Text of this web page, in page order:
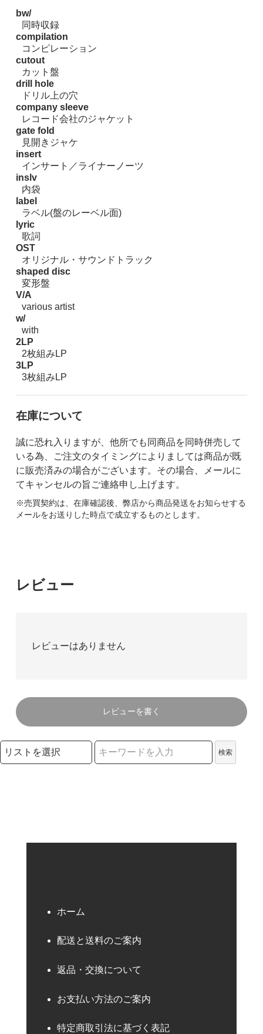
bw/
同時収録
compilation
コンピレーション
cutout
カット盤
drill hole
ドリル上の穴
company sleeve
レコード会社のジャケット
gate fold
見開きジャケ
insert
インサート／ライナーノーツ
inslv
内袋
label
ラベル(盤のレーベル面)
lyric
歌詞
OST
オリジナル・サウンドトラック
shaped disc
変形盤
V/A
various artist
w/
with
2LP
2枚組みLP
3LP
3枚組みLP
在庫について
誠に恐れ入りますが、他所でも同商品を同時併売して
いる為、ご注文のタイミングによりましては商品が既
に販売済みの場合がございます。その場合、メールに
てキャンセルの旨ご連絡申し上げます。
※売買契約は、在庫確認後、弊店から商品発送をお知らせする
メールをお送りした時点で成立するものとします。
レビュー
レビューはありません
レビューを書く
検索リストの選択
検索
ホーム
配送と送料のご案内
返品・交換について
お支払い方法のご案内
特定商取引法に基づく表記